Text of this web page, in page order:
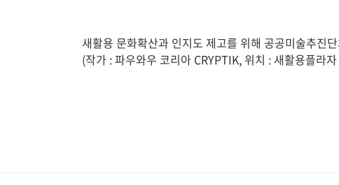
새활용 문화확산과 인지도 제고를 위해 공공미술추진
(작가 : 파우와우 코리아 CRYPTIK, 위치 : 새활용플라